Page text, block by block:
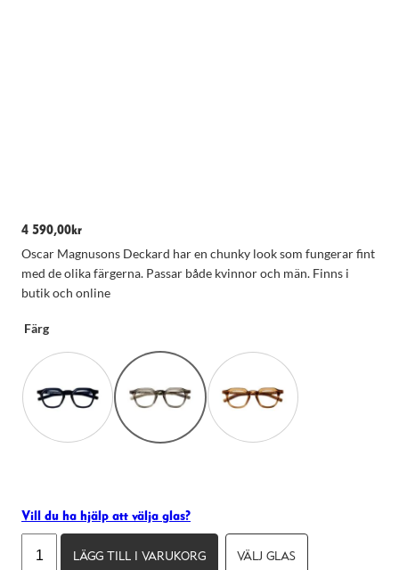
4 590,00 kr
Oscar Magnusons Deckard har en chunky look som fungerar fint
med de olika färgerna. Passar både kvinnor och män. Finns i
butik och online
Färg
Vill du ha hjälp att välja glas?
MagnusonLÄGG TILL I VARUKORG VÄLJ GLAS
Statistik
För att vi ska
förbättra
funktionalitet
och
uppbyggnad,
baserat på
används.
hemsida ska
prestera så
bra som